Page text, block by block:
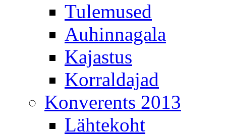
Tulemused
Auhinnagala
Kajastus
Korraldajad
Konverents 2013
Lähtekoht